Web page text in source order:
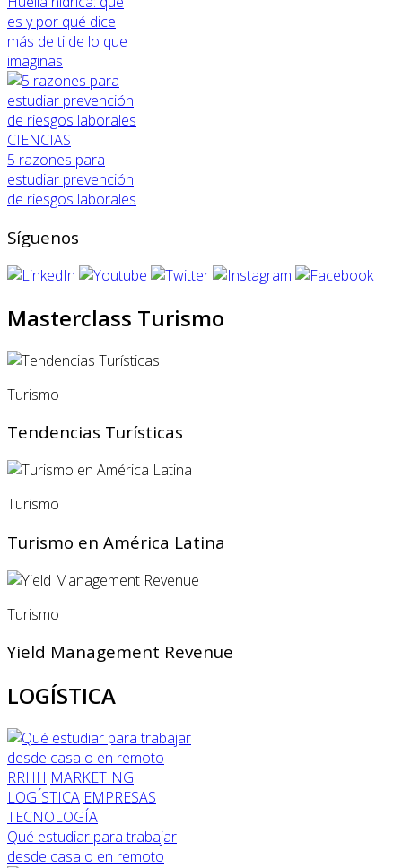
es y por qué dice
más de ti de lo que
imaginas
CIENCIAS
5 razones para
estudiar prevención
de riesgos laborales
Síguenos
Masterclass Turismo
Turismo
Tendencias Turísticas
Turismo
Turismo en América Latina
Turismo
Yield Management Revenue
LOGÍSTICA
RRHH MARKETING
LOGÍSTICA EMPRESAS
TECNOLOGÍA
Qué estudiar para trabajar
desde casa o en remoto